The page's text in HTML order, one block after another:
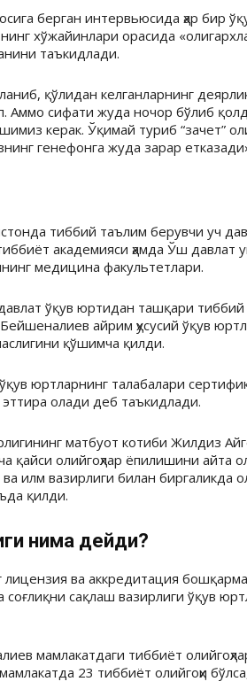
берган интервьюсида ҳар бир
хўжайинлари орасида
таъкидлади.
қўлидан келганларнинг
Аммо сифати жуда ночор бўлиб
керак. Ўқимай туриб “зачет”
генефонга жуда зарар
тиббий таълим берувчи уч
академияси ҳамда Ўш давлат
медицина факультетлари.
ўқув юртидан ташқари
Бейшеналиев айрим ҳусусий ўқув
қўшимча қилди.
юртларнинг талабалари
олади деб таъкидлади.
матбуот котиби Жилдиз
қайси олийгоҳлар ёпилишини
илм вазирлиги билан биргаликда
қилди.
нима дейди?
лицензия ва аккредитация
соғлиқни сақлаш вазирлиги ўқув
мамлакатдаги тиббиёт
23 тиббиёт олийгоҳи